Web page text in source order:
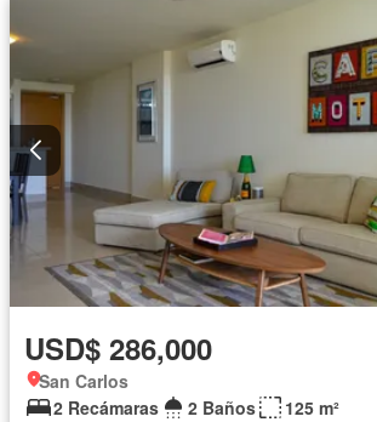
USD$ 286,000
San Carlos
2 Recámaras
2 Baños 125 m²